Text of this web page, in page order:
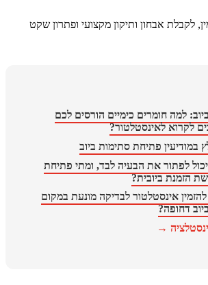
ותיקון מקצועי ופתרון שקט
כימיים הורסים לכם
לאינסטלטור?
פתיחת סתימות ביוב
את הבעיה לבד, ומתי פתיחת
לבדיקה מונעת במקום
→